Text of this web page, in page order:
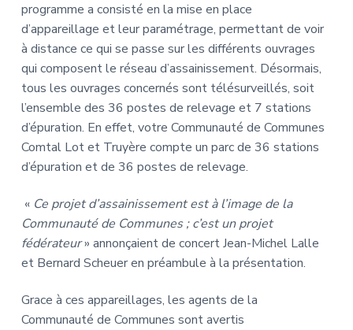
programme a consisté en la mise en place
d’appareillage et leur paramétrage, permettant de voir
à distance ce qui se passe sur les différents ouvrages
qui composent le réseau d’assainissement. Désormais,
tous les ouvrages concernés sont télésurveillés, soit
l’ensemble des 36 postes de relevage et 7 stations
d’épuration. En effet, votre Communauté de Communes
Comtal Lot et Truyère compte un parc de 36 stations
d’épuration et de 36 postes de relevage.
« Ce projet d’assainissement est à l’image de la
Communauté de Communes ; c’est un projet
fédérateur» annonçaient de concert Jean-Michel Lalle
et Bernard Scheuer en préambule à la présentation.
Grace à ces appareillages, les agents de la
Communauté de Communes sont avertis